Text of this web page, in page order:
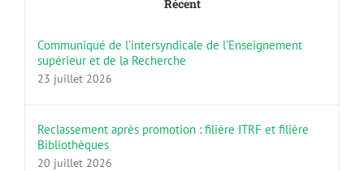
Récent
Communiqué de l’intersyndicale de l’Enseignement
supérieur et de la Recherche
23 juillet 2026
Reclassement après promotion : filière ITRF et filière
Bibliothèques
20 juillet 2026